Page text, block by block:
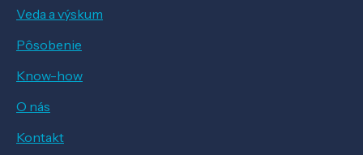
Veda a výskum
Pôsobenie
Know-how
O nás
Kontakt